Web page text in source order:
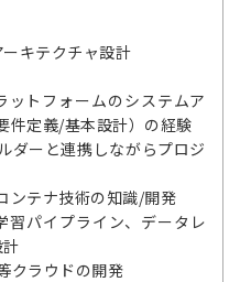
キテクチャ設計
トフォームのシステムア
件定義/基本設計）の経験
ーと連携しながらプロジ
テナ技術の知識/開発
パイプライン、データレ
ラウドの開発